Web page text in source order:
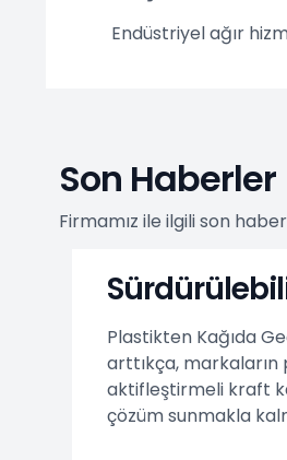
Endüstriyel ağır
Son Haberler
Firmamız ile ilgili son
Plastikten Kağıda
arttıkça, markaların
aktifleştirmeli kraft
çözüm sunmakla